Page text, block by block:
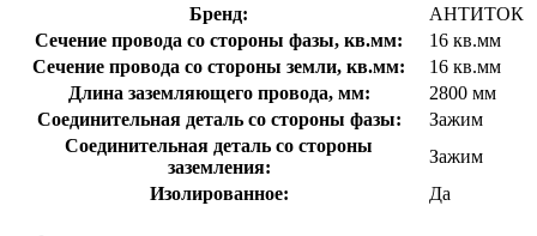
Бренд:
АНТИТОК
Сечение провода со стороны фазы, кв.мм:
16 кв.мм
Сечение провода со стороны земли, кв.мм:
16 кв.мм
Длина заземляющего провода, мм:
2800 мм
Соединительная деталь со стороны фазы:
Зажим
Соединительная деталь со стороны
заземления:
Зажим
Изолированное:
Да